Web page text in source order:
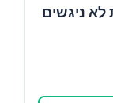
לא ניגשים